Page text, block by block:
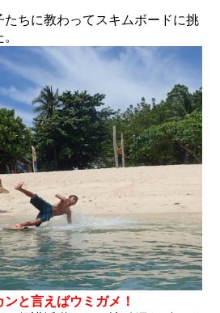
たちに教わってスキムボードに挑
ンと言えばウミガメ！